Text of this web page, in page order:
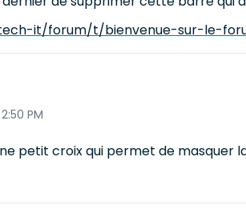
it/forum/t/bienvenue-sur-le-
PM
petit croix qui permet de masquer